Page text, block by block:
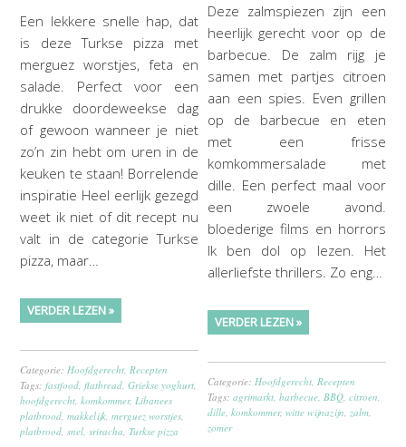
Een lekkere snelle hap, dat
is deze Turkse pizza met
merguez worstjes, feta en
salade. Perfect voor een
drukke doordeweekse dag
of gewoon wanneer je niet
zo’n zin hebt om uren in de
keuken te staan! Borrelende
inspiratie Heel eerlijk gezegd
weet ik niet of dit recept nu
valt in de categorie Turkse
pizza, maar…
VERDER LEZEN »
Categorie: Hoofdgerecht Recepten
Tags:fastfood ,flatbread ,Griekse yoghurt
hoofdgerecht ,komkommer, Libanees
platbrood ,makkelijk ,merguez worstjes
platbrood ,snel ,sriracha ,Turkse pizza
Deze zalmspiezen zijn een
heerlijk gerecht voor op de
barbecue. De zalm rijg je
samen met partjes citroen
aan een spies. Even grillen
op de barbecue en eten
met een frisse
komkommersalade met
dille. Een perfect maal voor
een zwoele avond.
bloederige films en horrors
Ik ben dol op lezen. Het
allerliefste thrillers. Zo eng…
VERDER LEZEN »
Categorie: Hoofdgerecht Recepten
Tags:agrimarkt ,barbecue BBQ ,citroen
dille ,komkommer,witte wijnazijn zalm
zomer